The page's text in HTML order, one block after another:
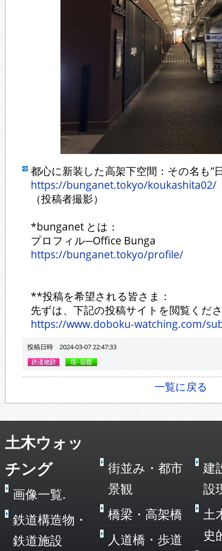
都心に新装した高架下空間：その名も”
https://bunganet.tokyo/koukashita02/
（投稿者撮影）
*bunganet とは：
プロフィル─Office Bunga
https://bunganet.tokyo/profile/
**投稿を希望される皆さま：
先ずは、下記の投稿サイトを閲覧くだ
https://www.doboku-watching.com/
投稿日時 2024-03-07 22:47:33
一覧に戻る
土木ウォッ
チング
画像一覧.
鉄道構造物・
鉄道施設
街並み・都市
景観
橋梁・高架橋
人道橋・歩道
建
設
土
史